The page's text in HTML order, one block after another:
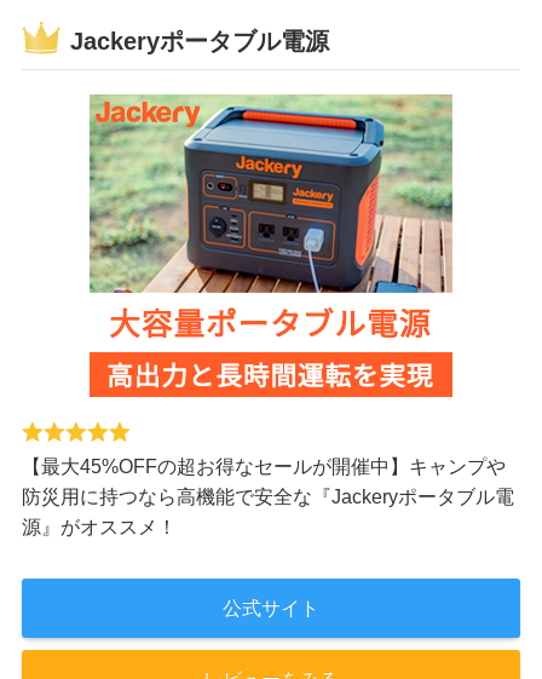
Jackeryポータブル電源
【最大45%OFFの超お得なセールが開催中】キャンプや
防災用に持つなら高機能で安全な『Jackeryポータブル電
源』がオススメ！
公式サイト